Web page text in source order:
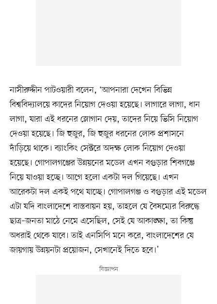
নাসীরুদ্দীন পাটওয়ারী বলেন, ‘আপনারা দেখেন বিভিন্ন
বিশ্ববিদ্যালয়ে কাদের নিয়োগ দেওয়া হয়েছে। লাগারে লাগা, ধান
লাগা, যারা এই ধরনের স্লোগান দেয়, তাদের নিয়ে ভিসি নিয়োগ
দেওয়া হয়েছে। জি হুজুর, জি হুজুর ধরনের লোক প্রশাসনে
দাঁড়িয়ে থাকে। ব্যাংকিং সেক্টরে অদক্ষ লোক নিয়োগ দেওয়া
হয়েছে। গোপালগঞ্জের উন্নয়নের মডেল এখন বগুড়ার শিবগঞ্জে
নিয়ে যাওয়া হচ্ছে। আগে হলো একটা দল গিয়েছে। এখন
আরেকটা দল একই পথে যাচ্ছে। গোপালগঞ্জ ও বগুড়ার এই মডেল
এটা যদি বাংলাদেশে বাস্তবায়ন হয়, তাহলে যে বৈষম্যের বিরুদ্ধে
ছাত্র–জনতা মাঠে নেমে এসেছিল, সেই যে আকাঙ্ক্ষা, তা কিন্তু
অধরাই থেকে যাবে। তাই এনসিপি মনে করে, বাংলাদেশের যে
জায়গায় উন্নয়নটা প্রয়োজন, সেখানেই দিতে হবে।’